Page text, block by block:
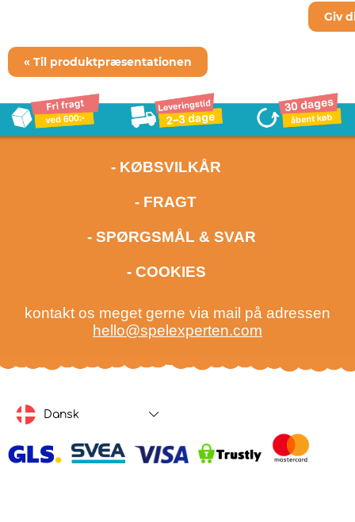
Giv
« Til produktpræsentationen
- KØBSVILKÅR
- FRAGT
- SPØRGSMÅL & SVAR
- COOKIES
kontakt os meget gerne via mail på adressen
hello@spelexperten.com
Dansk